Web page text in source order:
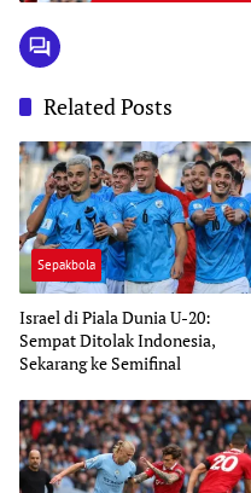
pemain sampai angka Rp 9…
Related Posts
Sepakbola
Israel di Piala Dunia U-20:
Sempat Ditolak Indonesia,
Sekarang ke Semifinal